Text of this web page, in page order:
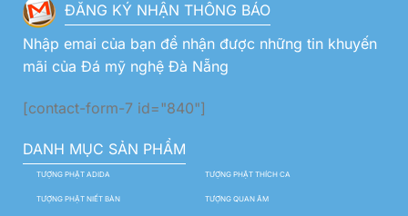
ĐĂNG KÝ NHẬN THÔNG BÁO
Nhập emai của bạn để nhận được những tin khuyến
mãi của Đá mỹ nghệ Đà Nẵng
[contact-form-7 id="840"]
DANH MỤC SẢN PHẨM
TƯỢNG PHẬT ADIDA TƯỢNG PHẬT THÍCH CA
TƯỢNG PHẬT NIẾT BÀN TƯỢNG QUAN ÂM